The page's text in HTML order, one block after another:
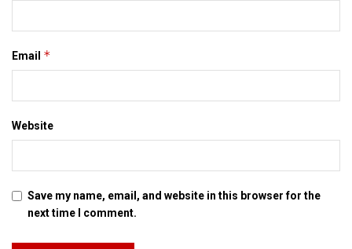
Email *
Website
Save my name, email, and website in this browser for the
next time I comment.